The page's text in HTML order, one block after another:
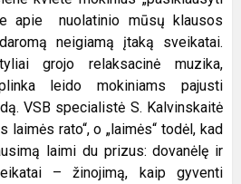
apie nuolatinio mūsų klausos
neigiamą įtaką sveikatai.
grojo relaksacinė muzika,
leido mokiniams pajusti
VSB specialistė S. Kalvinskaitė
laimės rato“, o „laimės“ todėl, kad
laimi du prizus: dovanėlę ir
– žinojimą, kaip gyventi